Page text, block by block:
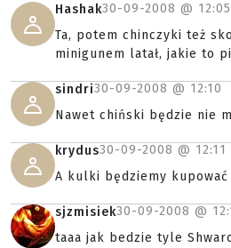
Hashak30-09-2008 @ 12:05
Ta, potem chinczyki też
minigunem latał, jakie to
sindri30-09-2008 @ 12:10
Nawet chiński będzie nie
krydus30-09-2008 @ 12:11
A kulki będziemy kupować
sjzmisiek30-09-2008 @
taaa jak bedzie tyle